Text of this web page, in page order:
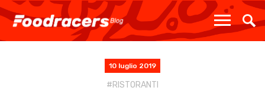
10 luglio 2019
RISTORANTI